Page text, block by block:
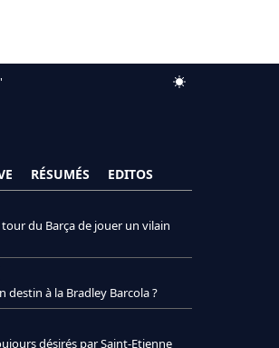
RÉSUMÉS EDITOS
tour du Barça de jouer un vilain
destin à la Bradley Barcola ?
désirés par Saint-Etienne